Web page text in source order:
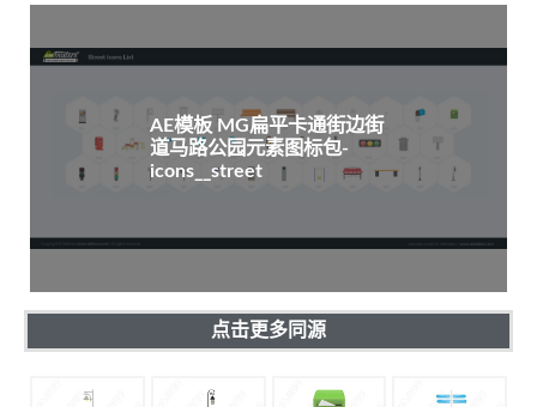
AE模板 MG扁平卡通街边街
道马路公园元素图标包-
icons__street
点击更多同源